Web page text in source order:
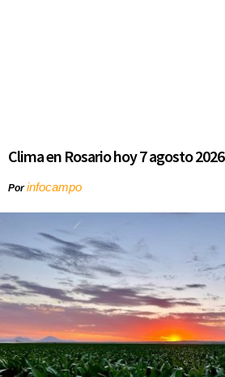
Clima en Rosario hoy 7 agosto 2026
Porinfocampo